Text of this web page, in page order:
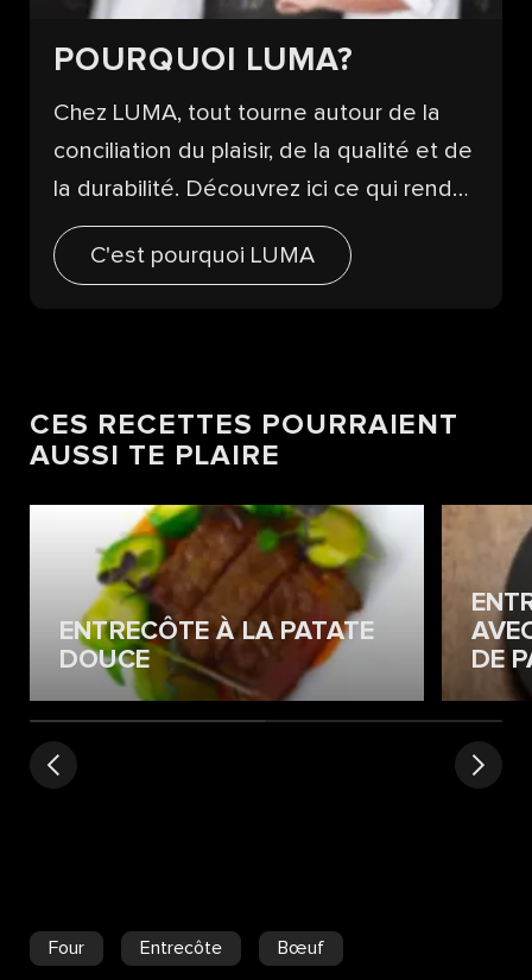
podcast culinaireMakrele Blau, il
discute avec les fondateurs de LUMA
escalopes et du monde.
POURQUOI LUMA?
Chez LUMA, tout tourne autour de la
conciliation du plaisir, de la qualité et de
la durabilité. Découvrez ici ce qui rend
nos produits uniques.
C'est pourquoi LUMA
CES RECETTES POURRAIENT
AUSSI TE PLAIRE
ENTRECÔTE À LA PATATE
DOUCE
DE
Four Entrecôte Bœuf